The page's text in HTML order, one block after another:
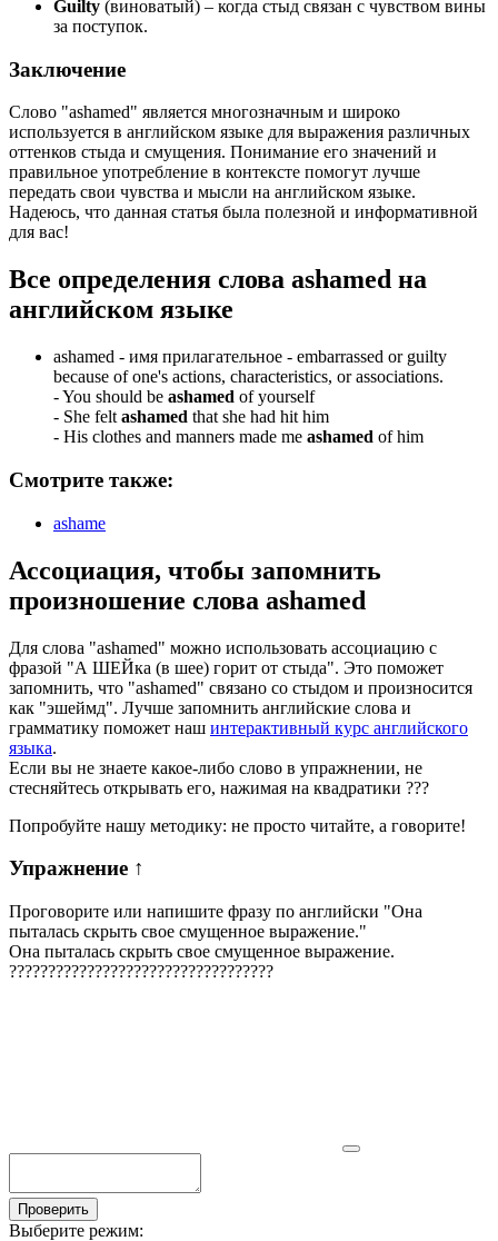
Guilty (виноватый) – когда стыд связан с чувством вины
за поступок.
Заключение
Слово "ashamed" является многозначным и широко
используется в английском языке для выражения различных
оттенков стыда и смущения. Понимание его значений и
правильное употребление в контексте помогут лучше
передать свои чувства и мысли на английском языке.
Надеюсь, что данная статья была полезной и информативной
для вас!
Все определения слова ashamed на
английском языке
ashamed - имя прилагательное - embarrassed or guilty
because of one's actions, characteristics, or associations.
-You should be ashamed of yourself
- She felt ashamed that she had hit him
- His clothes and manners made me ashamed of him
Смотрите также:
ashame
Ассоциация, чтобы запомнить
произношение слова ashamed
Для слова "ashamed" можно использовать ассоциацию с
фразой "А ШЕЙка (в шее) горит от стыда". Это поможет
запомнить, что "ashamed" связано со стыдом и произносится
как "эшеймд". Лучше запомнить английские слова и
грамматику поможет наш интерактивный курс английского
языка.
Если вы не знаете какое-либо слово в упражнении, не
стесняйтесь открывать его, нажимая на квадратики ???
Попробуйте нашу методику: не просто читайте, а говорите!
Упражнение ↑
Проговорите или напишите фразу по английски "Она
пыталась скрыть свое смущенное выражение."
Она пыталась скрыть свое смущенное выражение.
??????????????????????????????????
Проверить
Выберите режим: